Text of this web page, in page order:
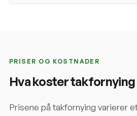
PRISER OG KOSTNADER
Hva koster takfornying
Prisene på takfornying varierer